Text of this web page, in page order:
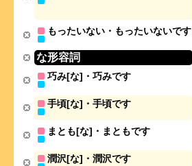
もったいない・もったいないです
な形容詞
巧み[な]・巧みです
手頃[な]・手頃です
まとも[な]・まともです
潤沢[な]・潤沢です